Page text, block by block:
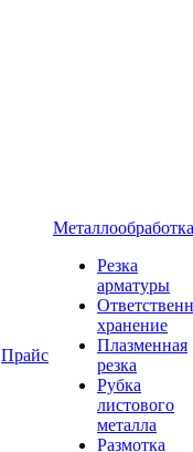
Прайс
Металлообработка
Резка
арматуры
хранение
Плазменная
резка
Рубка
листового
металла
Размотка